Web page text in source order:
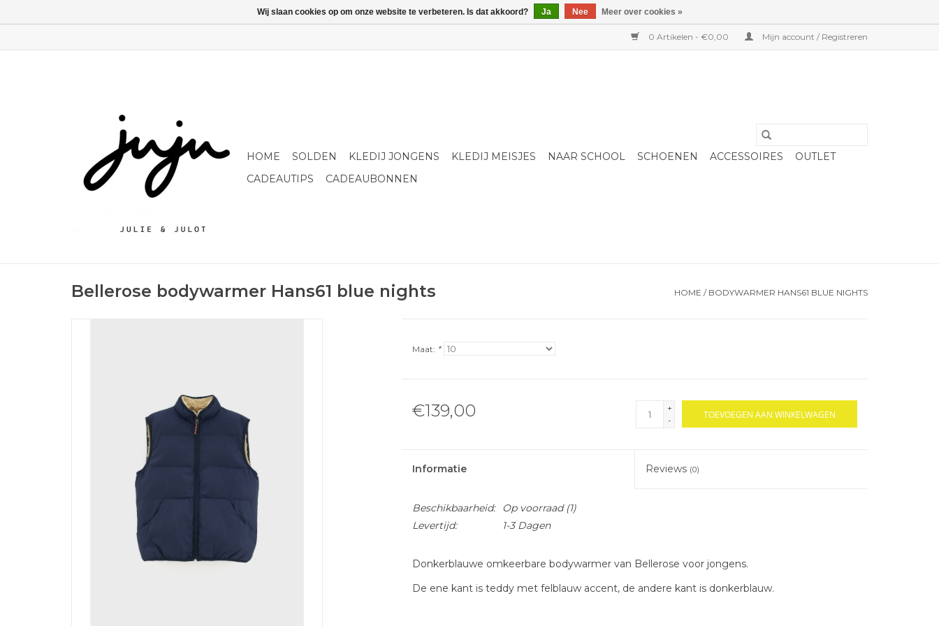
0 Artikelen - €0,00 Mijn account / Registreren
HOME SOLDEN KLEDIJ JONGENS KLEDIJ MEISJES NAAR SCHOOL SCHOENEN ACCESSOIRES
OUTLET
CADEAUTIPS
CADEAUBONNEN
Bellerose bodywarmer Hans61 blue nights HOME / BODYWARMER HANS61 BLUE NIGHTS
Maat: *
€139,00
+
-
TOEVOEGEN AAN WINKELWAGEN
Informatie Reviews (0)
Beschikbaarheid: Op voorraad(1)
Levertijd:
1-3 Dagen
Donkerblauwe omkeerbare bodywarmer van Bellerose voor jongens.
De ene kant is teddy met felblauw accent, de andere kant is donkerblauw.
Wij slaan cookies op om onze website te verbeteren. Is dat akkoord? Ja Nee Meer over cookies »